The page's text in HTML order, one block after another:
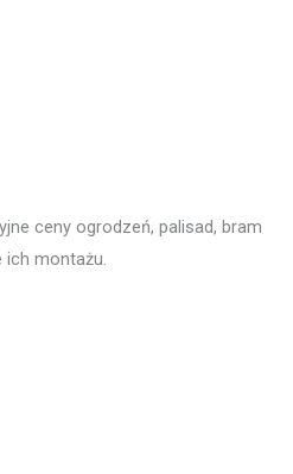
ceny ogrodzeń, palisad, bram
ich montażu.